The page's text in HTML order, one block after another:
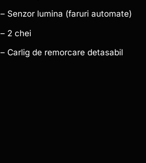
– Senzor lumina (faruri automate)
– 2 chei
– Carlig de remorcare detasabil